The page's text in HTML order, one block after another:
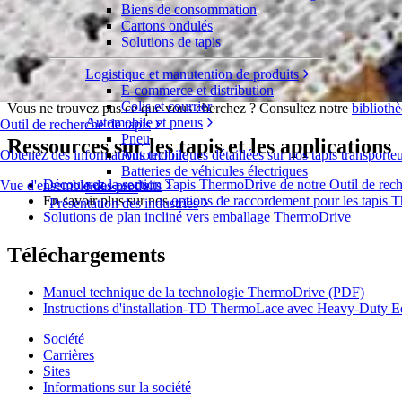
Outil de recherche de tapis
Obtenez des informations techniques détaillées sur nos tapis
Vue d'ensemble des produits
Biens de consommation
Cartons ondulés
Solutions de tapis
Logistique et manutention de produits
E-commerce et distribution
Colis et courrier
Automobile et pneus
Pneu
Automobile
Batteries de véhicules électriques
Industriel
Présentation des industries
Ressources sur la technologie
Vous trouverez ci-dessous des ressources et documents
Vous ne trouvez pas ce que vous cherchez ? Consultez notre
Ressources sur les tapis et les applications
Découvrez la section Tapis ThermoDrive de notre Outil de
En savoir plus sur nosoptions de raccordement pour les tapis
Solutions de plan incliné vers emballage ThermoDrive
Téléchargements
Manuel technique de la technologie ThermoDrive (PDF)
Instructions d'installation-TD ThermoLace avec Heavy-Duty
Société
Carrières
Sites
Informations sur la société